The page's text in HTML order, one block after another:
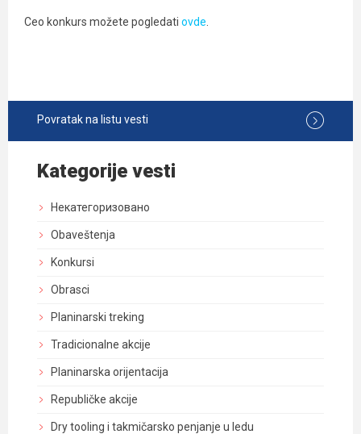
Ceo konkurs možete pogledati ovde
Povratak na listu vesti
Kategorije vesti
Некатегоризовано
Obaveštenja
Konkursi
Obrasci
Planinarski treking
Tradicionalne akcije
Planinarska orijentacija
Republičke akcije
Dry tooling i takmičarsko penjanje u ledu